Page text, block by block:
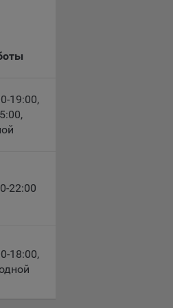
и
19:00,
,
22:00
18:00,